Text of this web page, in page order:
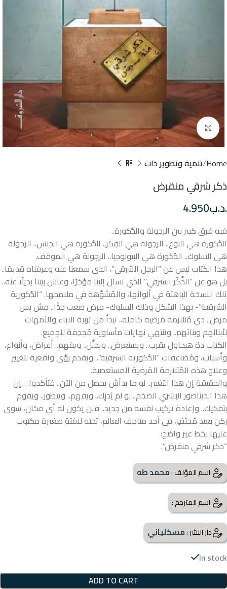
Click to enlarge
Home تنمية وتطوير ذات
ذكر شرقي منقرض
.د.ب4.950
فيه فرق كبير بين الرجولة والذُّكورة..
الذُّكورة هي النوع.. الرجولة هي الفِكر.. الذُّكورة هي الجنس.. الرجولة
هي السلوك.. الذُّكورة هي البيولوجيا.. الرجولة هي الموقف.
هذا الكتاب ليس عن “الرجل الشرقي”، الذي سمعنا عنه وعرفناه قديمًا..
بل هو عن “الذَّكَر الشرقي” الذي تسلل إلينا مؤخرًا، وعاش بيننا بديلًا عنه..
تلك النسخة الباهتة في ألوانها، والمُشوَّهة في ملامحها. “الذُّكورية
الشرقية”- بهذا الشكل وذلك السلوك- مرض صعب جدًّا.. مش بس
مرض.. دي مُتلازمة مَرضية كاملة.. تبدأ من تربية الآباء والأمهات
لأبنائهم وبناتهم.. وتنتهي نهايات مأساوية مُجحِفة للجميع.
الكتاب دة هيحاول يقرب.. ويستعرض.. ويحلِّل.. ويفهم.. أعراض، وأنواع،
وأسباب، ومُضاعفات “الذُّكورية الشرقية”.. ويقدم رؤى واقعية لتغيير
وعلاج هذه المُتلازمة المَرضية المستعصية.
والحقيقة إن هذا التغيير.. لو ما بدأش يحصل من الآن.. فتأكدوا… إن
هذا الديناصور البشري الضخم.. لو لم يُدرِك.. ويفهم.. ويتطور.. ويقوم
بتفكيك.. وإعادة تركيب نفسه من جديد.. فلن يكون له أي مكان، سوى
ركن بعيد مُختَفٍ، في أحد متاحف العالم، تحته لافتة صغيرة مكتوب
عليها بخط غير واضح:
“ذكر شرقي منقرض”.
اسم المؤلف :محمد طه
اسم المترجم :
دار النشر :مسكلياني
In stock
ADD TO CART